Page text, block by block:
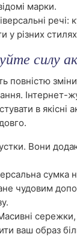
марки.
речі:
у різних стилях
силу
повністю
Інтернет-
в якісні
Вони
сумка
чудовим
ваш образ